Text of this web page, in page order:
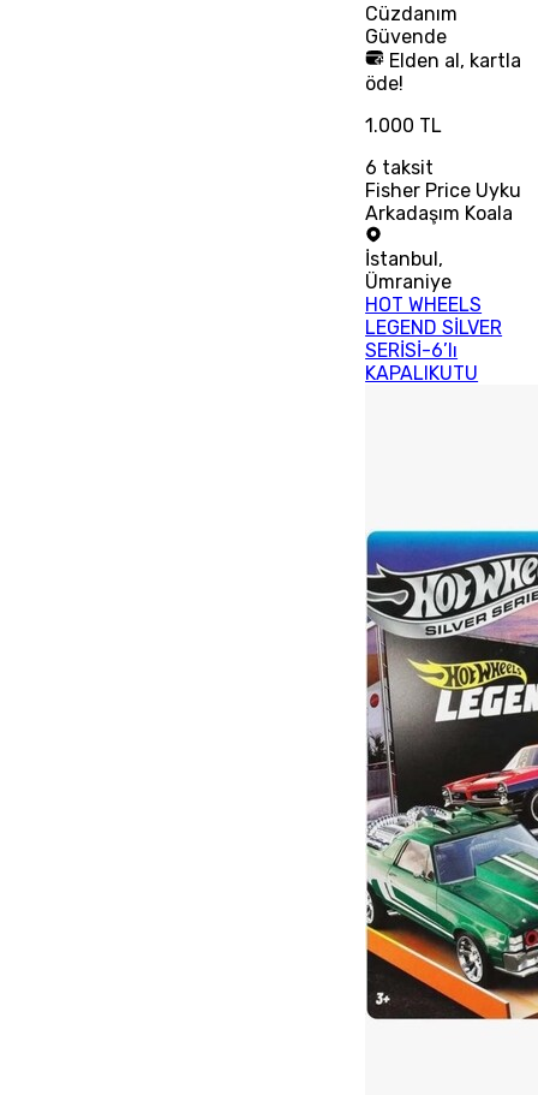
Cüzdanım
Güvende
Elden al, kartla
öde!
1.000 TL
6 taksit
Fisher Price Uyku
Arkadaşım Koala
İstanbul,
Ümraniye
HOT WHEELS
LEGEND SİLVER
SERİSİ-6’lı
KAPALIKUTU